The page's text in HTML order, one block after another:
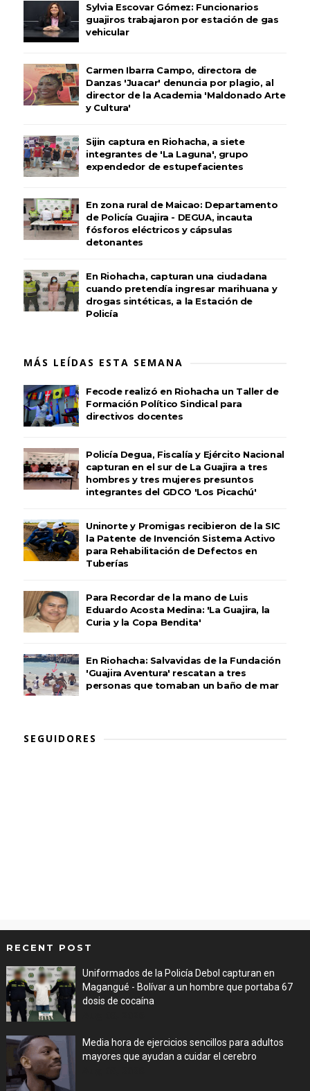
Sylvia Escovar Gómez: Funcionarios
guajiros trabajaron por estación de gas
vehicular
Carmen Ibarra Campo, directora de
Danzas 'Juacar' denuncia por plagio, al
director de la Academia 'Maldonado Arte
y Cultura'
Sijin captura en Riohacha, a siete
integrantes de 'La Laguna', grupo
expendedor de estupefacientes
En zona rural de Maicao: Departamento
de Policía Guajira - DEGUA, incauta
fósforos eléctricos y cápsulas
detonantes
En Riohacha, capturan una ciudadana
cuando pretendía ingresar marihuana y
drogas sintéticas, a la Estación de
Policía
MÁS LEÍDAS ESTA SEMANA
Fecode realizó en Riohacha un Taller de
Formación Político Sindical para
directivos docentes
Policía Degua, Fiscalía y Ejército Nacional
capturan en el sur de La Guajira a tres
hombres y tres mujeres presuntos
integrantes del GDCO 'Los Picachú'
Uninorte y Promigas recibieron de la SIC
la Patente de Invención Sistema Activo
para Rehabilitación de Defectos en
Tuberías
Para Recordar de la mano de Luis
Eduardo Acosta Medina: 'La Guajira, la
Curia y la Copa Bendita'
En Riohacha: Salvavidas de la Fundación
'Guajira Aventura' rescatan a tres
personas que tomaban un baño de mar
SEGUIDORES
RECENT POST
Uniformados de la Policía Debol capturan en
Magangué - Bolívar a un hombre que portaba 67
dosis de cocaína
Media hora de ejercicios sencillos para adultos
mayores que ayudan a cuidar el cerebro